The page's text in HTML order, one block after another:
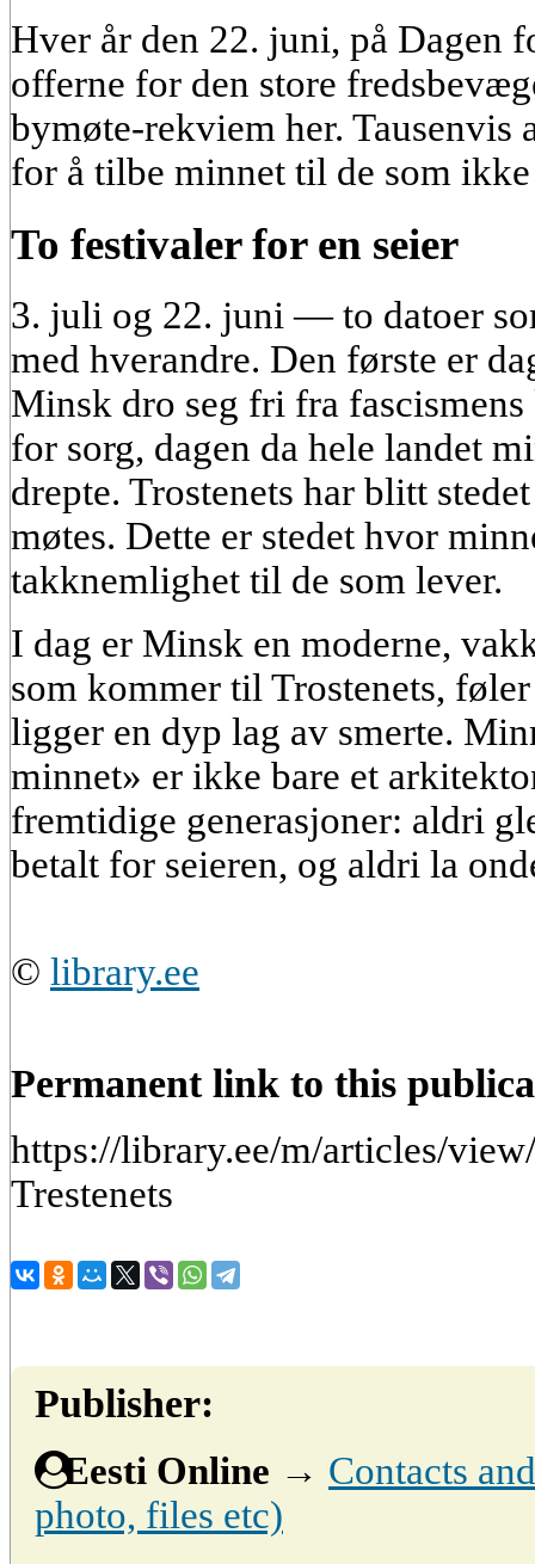
Hver år den 22. juni, på Dagen
offerne for den store
bymøte-rekviem her. Tausenvis
for å tilbe minnet til de som
To festivaler for en seier
3. juli og 22. juni — to datoer
med hverandre. Den første er
Minsk dro seg fri fra
for sorg, dagen da hele landet
drepte. Trostenets har blitt
møtes. Dette er stedet hvor
takknemlighet til de som lever.
I dag er Minsk en moderne,
som kommer til Trostenets,
ligger en dyp lag av smerte.
minnet» er ikke bare et
fremtidige generasjoner: aldri
betalt for seieren, og aldri la
© library.ee
Permanent link to this
https://library.ee/m/articles/
Trestenets
Publisher:
Eesti Online → Contacts
photo, files etc)